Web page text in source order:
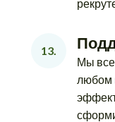
13.
Мы
любом